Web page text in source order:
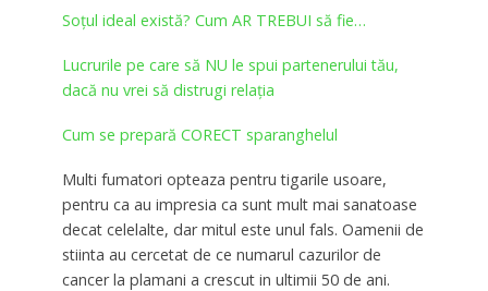
Soțul ideal există? Cum AR TREBUI să fie…
Lucrurile pe care să NU le spui partenerului tău,
dacă nu vrei să distrugi relația
Cum se prepară CORECT sparanghelul
Multi fumatori opteaza pentru tigarile usoare,
pentru ca au impresia ca sunt mult mai sanatoase
decat celelalte, dar mitul este unul fals. Oamenii de
stiinta au cercetat de ce numarul cazurilor de
cancer la plamani a crescut in ultimii 50 de ani.